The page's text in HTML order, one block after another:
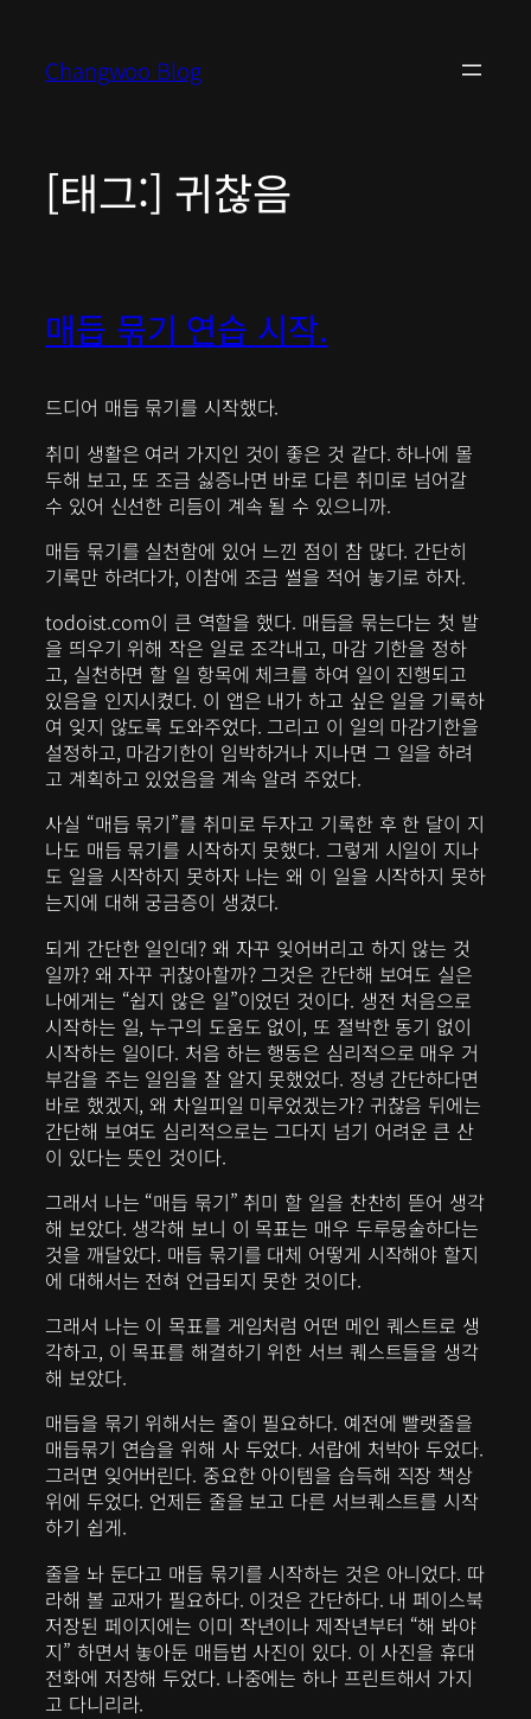
Changwoo Blog
[태그:] 귀찮음
매듭 묶기 연습 시작.
드디어 매듭 묶기를 시작했다.
취미 생활은 여러 가지인 것이 좋은 것 같다. 하나에 몰
두해 보고, 또 조금 싫증나면 바로 다른 취미로 넘어갈
수 있어 신선한 리듬이 계속 될 수 있으니까.
매듭 묶기를 실천함에 있어 느낀 점이 참 많다. 간단히
기록만 하려다가, 이참에 조금 썰을 적어 놓기로 하자.
todoist.com이 큰 역할을 했다. 매듭을 묶는다는 첫 발
을 띄우기 위해 작은 일로 조각내고, 마감 기한을 정하
고, 실천하면 할 일 항목에 체크를 하여 일이 진행되고
있음을 인지시켰다. 이 앱은 내가 하고 싶은 일을 기록하
여 잊지 않도록 도와주었다. 그리고 이 일의 마감기한을
설정하고, 마감기한이 임박하거나 지나면 그 일을 하려
고 계획하고 있었음을 계속 알려 주었다.
사실 “매듭 묶기”를 취미로 두자고 기록한 후 한 달이 지
나도 매듭 묶기를 시작하지 못했다. 그렇게 시일이 지나
도 일을 시작하지 못하자 나는 왜 이 일을 시작하지 못하
는지에 대해 궁금증이 생겼다.
되게 간단한 일인데? 왜 자꾸 잊어버리고 하지 않는 것
일까? 왜 자꾸 귀찮아할까? 그것은 간단해 보여도 실은
나에게는 “쉽지 않은 일”이었던 것이다. 생전 처음으로
시작하는 일, 누구의 도움도 없이, 또 절박한 동기 없이
시작하는 일이다. 처음 하는 행동은 심리적으로 매우 거
부감을 주는 일임을 잘 알지 못했었다. 정녕 간단하다면
바로 했겠지, 왜 차일피일 미루었겠는가? 귀찮음 뒤에는
간단해 보여도 심리적으로는 그다지 넘기 어려운 큰 산
이 있다는 뜻인 것이다.
그래서 나는 “매듭 묶기” 취미 할 일을 찬찬히 뜯어 생각
해 보았다. 생각해 보니 이 목표는 매우 두루뭉술하다는
것을 깨달았다. 매듭 묶기를 대체 어떻게 시작해야 할지
에 대해서는 전혀 언급되지 못한 것이다.
그래서 나는 이 목표를 게임처럼 어떤 메인 퀘스트로 생
각하고, 이 목표를 해결하기 위한 서브 퀘스트들을 생각
해 보았다.
매듭을 묶기 위해서는 줄이 필요하다. 예전에 빨랫줄을
매듭묶기 연습을 위해 사 두었다. 서랍에 처박아 두었다.
그러면 잊어버린다. 중요한 아이템을 습득해 직장 책상
위에 두었다. 언제든 줄을 보고 다른 서브퀘스트를 시작
하기 쉽게.
줄을 놔 둔다고 매듭 묶기를 시작하는 것은 아니었다. 따
라해 볼 교재가 필요하다. 이것은 간단하다. 내 페이스북
저장된 페이지에는 이미 작년이나 제작년부터 “해 봐야
지” 하면서 놓아둔 매듭법 사진이 있다. 이 사진을 휴대
전화에 저장해 두었다. 나중에는 하나 프린트해서 가지
고 다니리라.